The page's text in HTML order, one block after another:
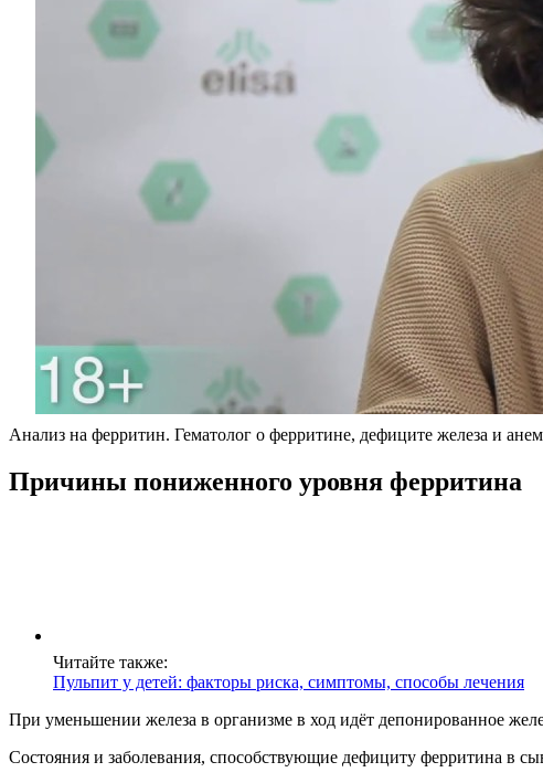
Анализ на ферритин. Гематолог о ферритине, дефиците железа и
Причины пониженного уровня ферритина
Читайте также:
Пульпит у детей: факторы риска, симптомы, способы лечения
При уменьшении железа в организме в ход идёт депонированное
Состояния и заболевания, способствующие дефициту ферритина в